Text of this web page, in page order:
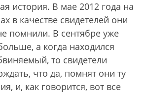
история. В мае 2012 года на
в качестве свидетелей они
помнили. В сентябре уже
а когда находился
то свидетели
что да, помнят они ту
и, как говорится, вот все